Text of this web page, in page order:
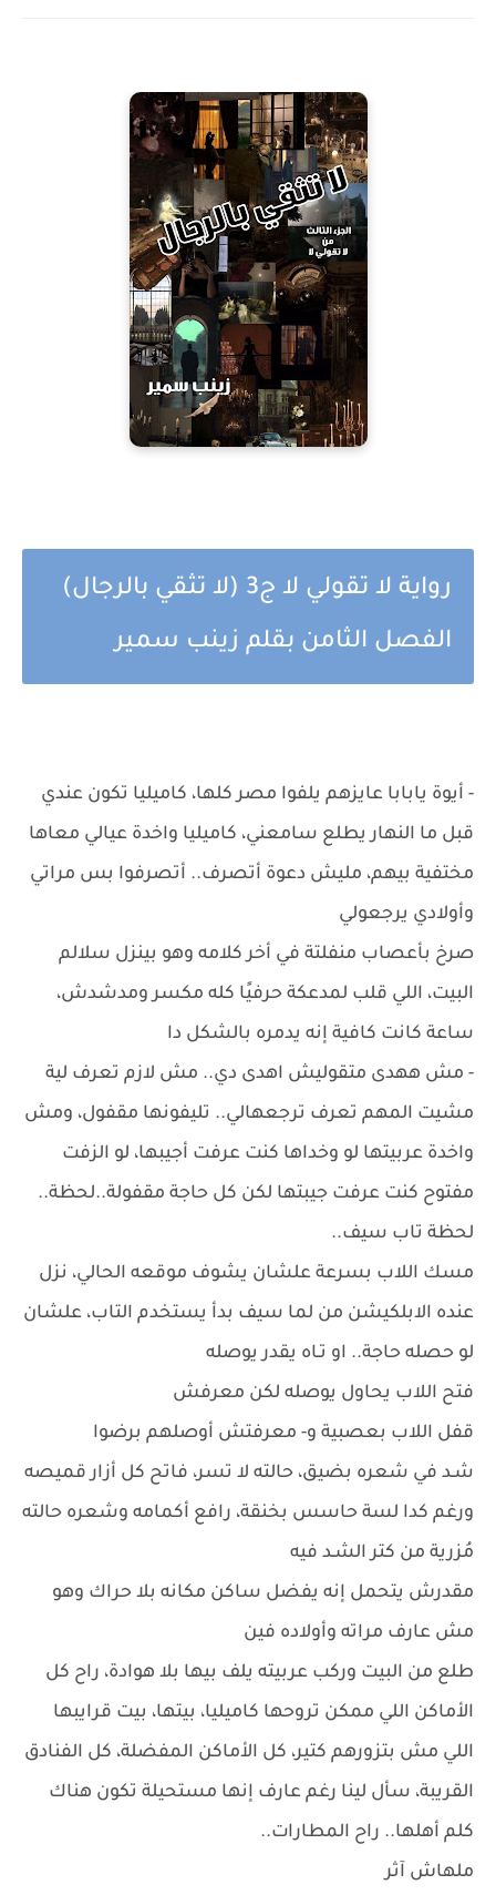
رواية لا تقولي لا ج3 (لا تثقي بالرجال)
الفصل الثامن بقلم زينب سمير
- أيوة يابابا عايزهم يلفوا مصر كلها، كاميليا تكون عندي
قبل ما النهار يطلع سامعني، كاميليا واخدة عيالي معاها
مختفية بيهم، مليش دعوة أتصرف.. أتصرفوا بس مراتي
وأولادي يرجعولي
صرخ بأعصاب منفلتة في أخر كلامه وهو بينزل سلالم
البيت، اللي قلب لمدعكة حرفيًا كله مكسر ومدشدش،
ساعة كانت كافية إنه يدمره بالشكل دا
- مش ههدى متقوليش اهدى دي.. مش لازم تعرف لية
مشيت المهم تعرف ترجعهالي.. تليفونها مقفول، ومش
واخدة عربيتها لو وخداها كنت عرفت أجيبها، لو الزفت
مفتوح كنت عرفت جيبتها لكن كل حاجة مقفولة..لحظة..
لحظة تاب سيف..
مسك اللاب بسرعة علشان يشوف موقعه الحالي، نزل
عنده الابلكيشن من لما سيف بدأ يستخدم التاب، علشان
لو حصله حاجة.. او تـاه يقدر يوصله
فتح اللاب يحاول يوصله لكن معرفش
قفل اللاب بعصبية و- معرفتش أوصلهم برضوا
شـد في شعره بضيق، حالته لا تسر، فاتح كل أزار قميصه
ورغم كدا لسة حاسس بخنقة، رافع أكمامه وشعره حالته
مُزرية من كتر الشـد فيه
مقدرش يتحمل إنه يفضل ساكن مكانه بلا حراك وهو
مش عارف مراته وأولاده فين
طلع من البيت وركب عربيته يلف بيها بلا هوادة، راح كل
الأماكن اللي ممكن تروحها كاميليا، بيتها، بيت قرايبها
اللي مش بتزورهم كتير، كل الأماكن المفضلة، كل الفنادق
القريبة، سأل لينا رغم عارف إنها مستحيلة تكون هناك
كلم أهلها.. راح المطارات..
ملهاش آثر